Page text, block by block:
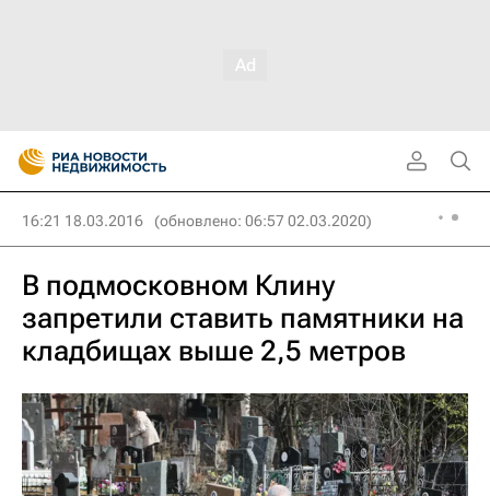
16:21 18.03.2016 (обновлено: 06:57 02.03.2020)
В подмосковном Клину
запретили ставить памятники на
кладбищах выше 2,5 метров